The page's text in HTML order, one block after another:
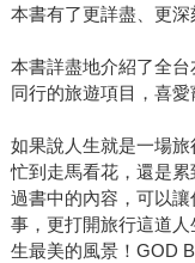
本書有了更詳盡、更深
本書詳盡地介紹了全
同行的旅遊項目，喜愛
如果說人生就是一場
忙到走馬看花，還是
過書中的內容，可以
事，更打開旅行這道
生最美的風景！GOD